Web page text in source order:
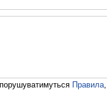
Правила